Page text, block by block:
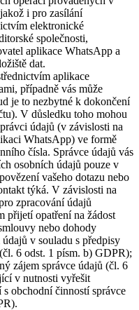
i pro zasílání
elektronické
společnosti,
aplikace WhatsApp a
dat.
aplikace
případně vás může
je to nezbytné k dokončení
V důsledku toho mohou
údajů (v závislosti na
WhatsApp) ve formě
čísla. Správce údajů vás
osobních údajů pouze v
vašeho dotazu nebo
týká. V závislosti na
zpracování údajů
přijetí opatření na žádost
nebo dohody
v souladu s předpisy
6 odst. 1 písm. b) GDPR);
zájem správce údajů (čl. 6
v nutnosti vyřešit
s obchodní činností správce